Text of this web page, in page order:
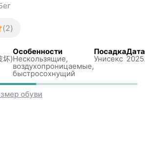
(2)
坏)
Особенности
Нескользящиe,
воздухопроницаемые,
быстросохнущий
Посадка
Унисекс
обуви